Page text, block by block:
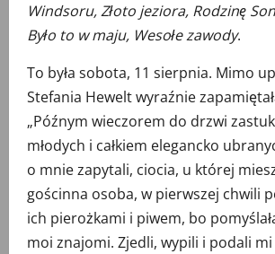
Windsoru, Złoto jeziora, Rodzinę
Było to w maju, Wesołe zawody.
To była sobota, 11 sierpnia. Mimo
Stefania Hewelt wyraźnie
„Późnym wieczorem do drzwi
młodych i całkiem elegancko
o mnie zapytali, ciocia, u której
gościnna osoba, w pierwszej chwili
ich pierożkami i piwem, bo
moi znajomi. Zjedli, wypili i podali